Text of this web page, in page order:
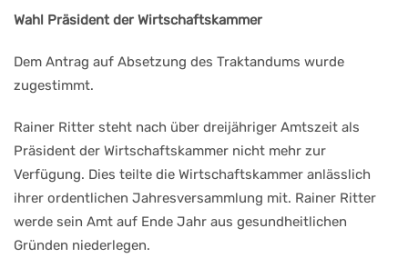
Wahl Präsident der Wirtschaftskammer
Dem Antrag auf Absetzung des Traktandums wurde
zugestimmt.
Rainer Ritter steht nach über dreijähriger Amtszeit als
Präsident der Wirtschaftskammer nicht mehr zur
Verfügung. Dies teilte die Wirtschaftskammer anlässlich
ihrer ordentlichen Jahresversammlung mit. Rainer Ritter
werde sein Amt auf Ende Jahr aus gesundheitlichen
Gründen niederlegen.